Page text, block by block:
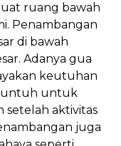
ruang bawah
Penambangan
di bawah
Adanya gua
keutuhan
runtuh untuk
setelah aktivitas
juga